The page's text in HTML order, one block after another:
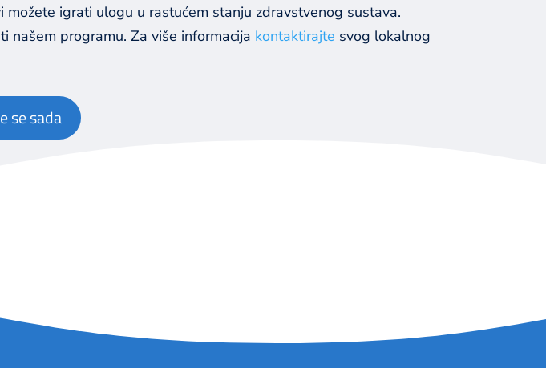
igrati ulogu u rastućem stanju zdravstvenog sustava.
našem programu. Za više informacija kontaktirajte svog lokalnog
se sada